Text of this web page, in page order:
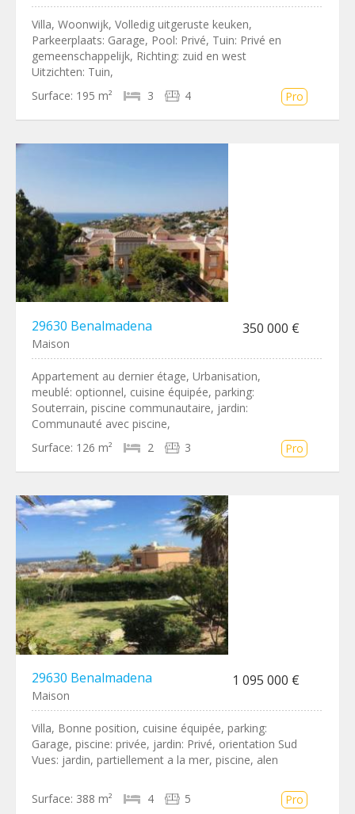
Villa, Woonwijk, Volledig uitgeruste keuken,
Parkeerplaats: Garage, Pool: Privé, Tuin: Privé en
gemeenschappelijk, Richting: zuid en west
Uitzichten: Tuin,
Surface: 195 m² 3 4 Pro
29630 Benalmadena 350 000 €
Maison
Appartement au dernier étage, Urbanisation,
meublé: optionnel, cuisine équipée, parking:
Souterrain, piscine communautaire, jardin:
Communauté avec piscine,
Surface: 126 m² 2 3 Pro
29630 Benalmadena 1 095 000 €
Maison
Villa, Bonne position, cuisine équipée, parking:
Garage, piscine: privée, jardin: Privé, orientation Sud
Vues: jardin, partiellement a la mer, piscine, alen
Surface: 388 m² 4 5 Pro